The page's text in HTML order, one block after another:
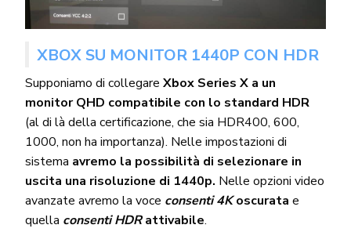
XBOX SU MONITOR 1440P CON HDR
Supponiamo di collegareXbox Series X a un
monitor QHD compatibile con lo standard HDR
(al di là della certificazione, che sia HDR400, 600,
1000, non ha importanza). Nelle impostazioni di
sistema avremo la possibilità di selezionare in
uscita una risoluzione di 1440p. Nelle opzioni video
avanzate avremo la voce consenti 4Koscurata e
quella consenti HDRattivabile.